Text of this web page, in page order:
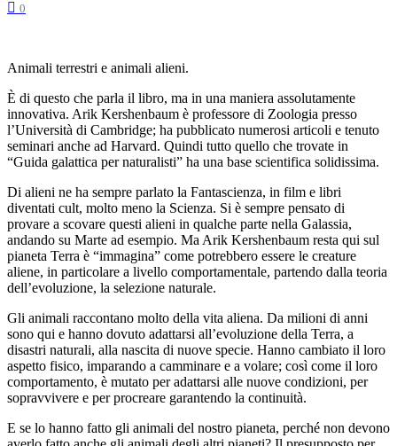
0
Animali terrestri e animali alieni.
È di questo che parla il libro, ma in una maniera assolutamente
innovativa. Arik Kershenbaum è professore di Zoologia presso
l’Università di Cambridge; ha pubblicato numerosi articoli e tenuto
seminari anche ad Harvard. Quindi tutto quello che trovate in
“Guida galattica per naturalisti” ha una base scientifica solidissima.
Di alieni ne ha sempre parlato la Fantascienza, in film e libri
diventati cult, molto meno la Scienza. Si è sempre pensato di
provare a scovare questi alieni in qualche parte nella Galassia,
andando su Marte ad esempio. Ma Arik Kershenbaum resta qui sul
pianeta Terra è “immagina” come potrebbero essere le creature
aliene, in particolare a livello comportamentale, partendo dalla teoria
dell’evoluzione, la selezione naturale.
Gli animali raccontano molto della vita aliena. Da milioni di anni
sono qui e hanno dovuto adattarsi all’evoluzione della Terra, a
disastri naturali, alla nascita di nuove specie. Hanno cambiato il loro
aspetto fisico, imparando a camminare e a volare; così come il loro
comportamento, è mutato per adattarsi alle nuove condizioni, per
sopravvivere e per procreare garantendo la continuità.
E se lo hanno fatto gli animali del nostro pianeta, perché non devono